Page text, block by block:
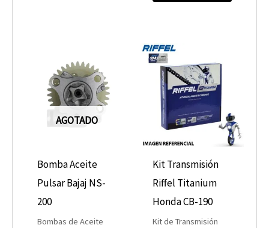
AGOTADO
Bomba Aceite
Pulsar Bajaj NS-
200
Bombas de Aceite
Kit Transmisión
Riffel Titanium
Honda CB-190
Kit de Transmisión